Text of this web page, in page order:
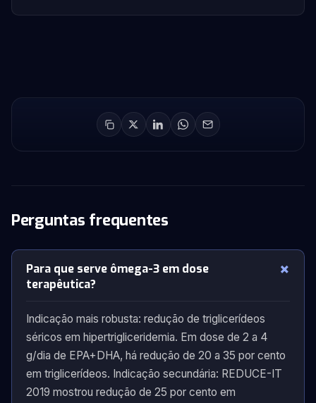
Perguntas frequentes
Para que serve ômega-3 em dose
terapêutica?
Indicação mais robusta: redução de triglicerídeos
séricos em hipertrigliceridemia. Em dose de 2 a 4
g/dia de EPA+DHA, há redução de 20 a 35 por cento
em triglicerídeos. Indicação secundária: REDUCE-IT
2019 mostrou redução de 25 por cento em